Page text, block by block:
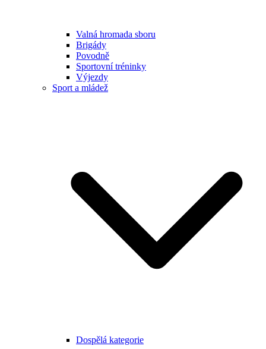
Valná hromada sboru
Brigády
Povodně
Sportovní tréninky
Výjezdy
Sport a mládež
Dospělá kategorie